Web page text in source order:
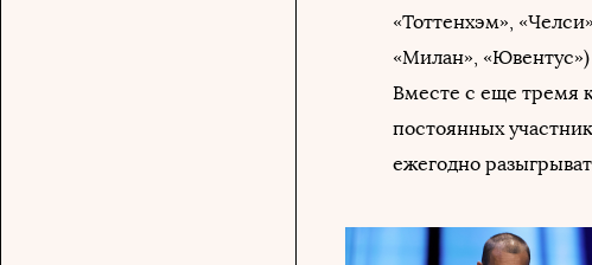
«Тоттенхэм»,
«Милан», «Ювентус»)
Вместе с еще тремя
постоянных
ежегодно